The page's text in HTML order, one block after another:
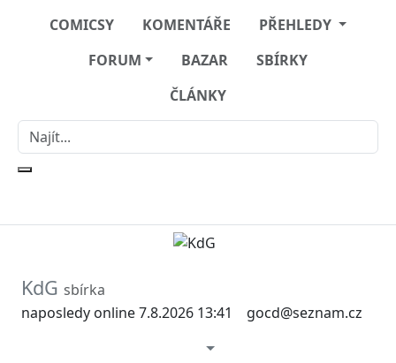
COMICSY KOMENTÁŘE
PŘEHLEDY
FORUM
BAZAR
SBÍRKY
ČLÁNKY
KdG sbírka
naposledy online 7.8.2026 13:41
gocd@seznam.cz